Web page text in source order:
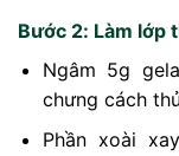
Bước 2: Làm lớp
Ngâm 5g
chưng cách
Phần xoài